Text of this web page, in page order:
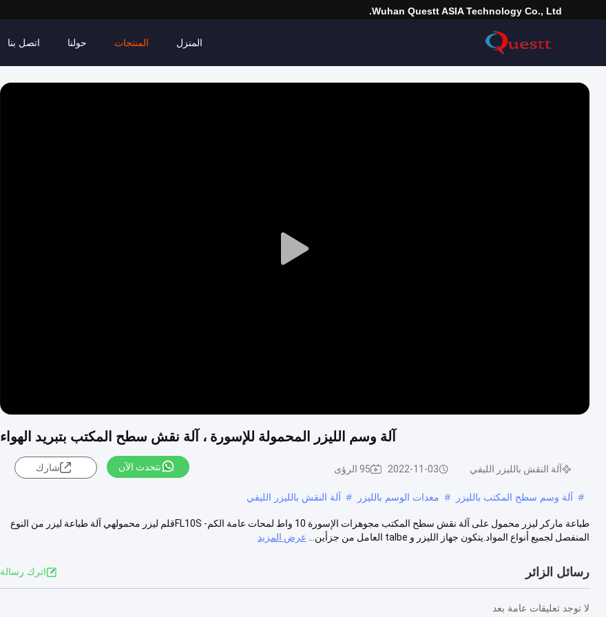
Wuhan Questt ASIA Technology Co., Ltd.
المنزل المنتجات حولنا اتصل بنا
Play
آلة وسم الليزر المحمولة للإسورة ، آلة نقش سطح المكتب بتبريد الهواء
آلة النقش بالليزر الليفي 2022-11-03 95 الرؤى نتحدث الآن شارك
# آلة وسم سطح المكتب بالليزر # معدات الوسم بالليزر # آلة النقش بالليزر الليفي
طباعة ماركر ليزر محمول على آلة نقش سطح المكتب مجوهرات الإسورة 10 واط لمحات عامة الكم- FL10Sقلم ليزر محمولهي آلة طباعة ليزر من النوع
المنفصل لجميع أنواع المواد.يتكون جهاز الليزر و talbe العامل من جزأين...
عرض المزيد
رسائل الزائر اترك رسالة
لا توجد تعليقات عامة بعد